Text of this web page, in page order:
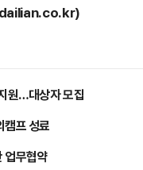
원…대상자 모집
캠프 성료
업무협약